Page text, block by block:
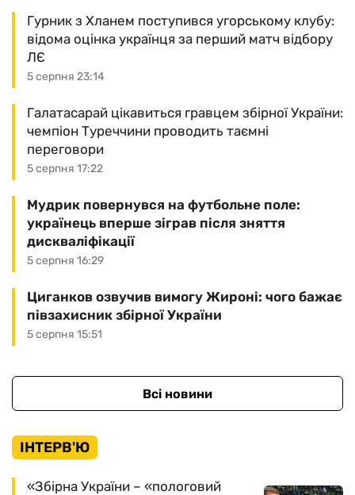
5 серпня 23:14
Гурник з Хланем поступився угорському клубу:
відома оцінка українця за перший матч відбору
ЛЄ
5 серпня 17:22
Галатасарай цікавиться гравцем збірної України:
чемпіон Туреччини проводить таємні
переговори
5 серпня 16:29
Мудрик повернувся на футбольне поле:
українець вперше зіграв після зняття
дискваліфікації
5 серпня 15:51
Циганков озвучив вимогу Жироні: чого бажає
півзахисник збірної України
Всі новини
ІНТЕРВ'Ю
«Збірна України – «пологовий